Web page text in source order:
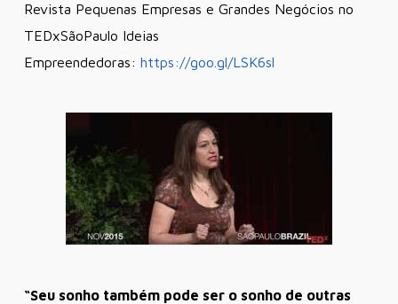
Revista Pequenas Empresas e Grandes Negócios no
TEDxSãoPaulo Ideias
Empreendedoras: https://goo.gl/LSK6sl
“Seu sonho também pode ser o sonho de outras